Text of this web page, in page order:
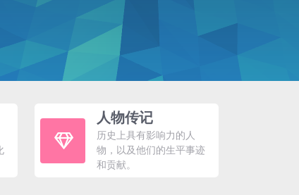
人物传记
历史上具有影响力的人
物，以及他们的生平事迹
和贡献。